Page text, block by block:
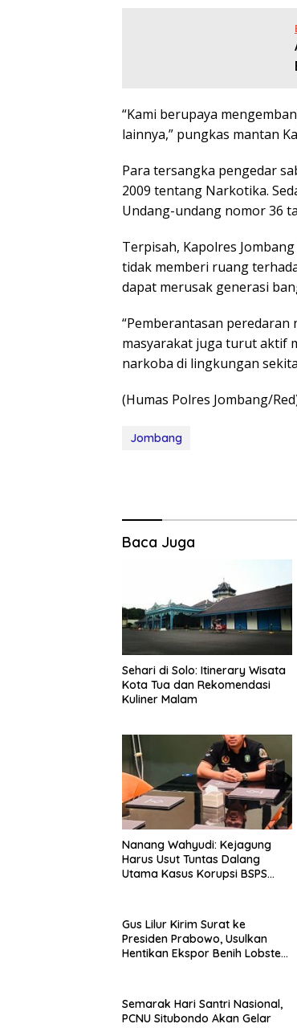
“Kami berupaya
lainnya,” pungkas mantan
Para tersangka pengedar
2009 tentang Narkotika.
Undang-undang nomor 36
Terpisah, Kapolres
tidak memberi ruang
dapat merusak generasi
“Pemberantasan
masyarakat juga turut aktif
narkoba di lingkungan
(Humas Polres Jombang/
Jombang
Baca Juga
Sehari di Solo: Itinerary Wisata
Kota Tua dan Rekomendasi
Kuliner Malam
Nanang Wahyudi: Kejagung
Harus Usut Tuntas Dalang
Utama Kasus Korupsi BSPS
Gus Lilur Kirim Surat ke
Presiden Prabowo, Usulkan
Hentikan Ekspor Benih Lobster
Semarak Hari Santri Nasional,
PCNU Situbondo Akan Gelar